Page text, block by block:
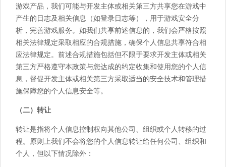
游戏产品，我们可能与开发主体或相关第三方共享您在游戏中
产生的日志及相关信息（如登录日志等），用于游戏安全分
析，完善游戏服务。如我们共享前述信息的，我们会严格按照
相关法律规定采取相应的合规措施，确保个人信息共享符合相
应法律规定。前述合规措施包括但不限于要求开发主体或相关
第三方严格遵守本政策与您达成的约定收集和使用您的个人信
息，督促开发主体或相关第三方采取适当的安全技术和管理措
施保障您的个人信息安全等。
（二）转让
转让是指将个人信息控制权向其他公司、组织或个人转移的过
程。原则上我们不会将您的个人信息转让给任何公司、组织和
个人，但以下情况除外：